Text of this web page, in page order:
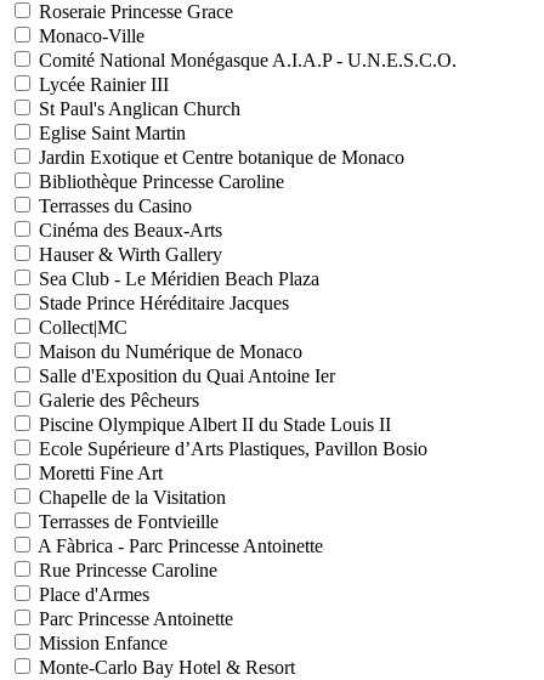
Roseraie Princesse Grace
Monaco-Ville
Comité National Monégasque A.I.A.P - U.N.E.S.C.O.
Lycée Rainier III
St Paul's Anglican Church
Eglise Saint Martin
Jardin Exotique et Centre botanique de Monaco
Bibliothèque Princesse Caroline
Terrasses du Casino
Cinéma des Beaux-Arts
Hauser & Wirth Gallery
Sea Club - Le Méridien Beach Plaza
Stade Prince Héréditaire Jacques
Collect|MC
Maison du Numérique de Monaco
Salle d'Exposition du Quai Antoine Ier
Galerie des Pêcheurs
Piscine Olympique Albert II du Stade Louis II
Ecole Supérieure d’Arts Plastiques, Pavillon Bosio
Moretti Fine Art
Chapelle de la Visitation
Terrasses de Fontvieille
A Fàbrica - Parc Princesse Antoinette
Rue Princesse Caroline
Place d'Armes
Parc Princesse Antoinette
Mission Enfance
Monte-Carlo Bay Hotel & Resort